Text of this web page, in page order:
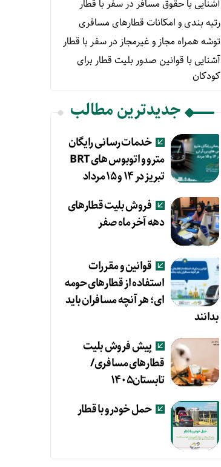
آشنایی با حقوق مسافر در سفر با قطار
رتبه بندی و امکانات قطارهای مسافری
توشه همراه مجاز و غیرمجاز در سفر با قطار
آشنایی با قوانین صدور بلیت قطار برای
کودکان
جدیدترین مطالب
خدمات رسانی رایگان
مترو و اتوبوس های BRT
تبریز در ۱۴ و ۱۵ مرداد
فروش بلیت قطارهای
دهه آخر ماه صفر
قوانین و مقررات
استفاده از قطارهای حومه
ای؛ هر آنچه مسافران باید
بدانند
پیش فروش بلیت
قطارهای مسافری/
تابستان۱۴۰۵
حمل خودرو با قطار